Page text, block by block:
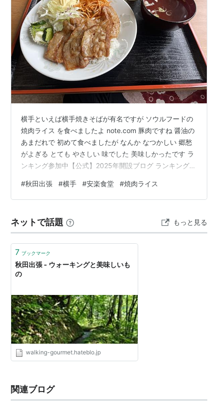
横手といえば横手焼きそばが有名ですが ソウルフードの
焼肉ライス を食べましたよ note.com 豚肉ですね 醤油の
あまだれで 初めて食べましたが なんか なつかしい 郷愁
がよぎる とても やさしい 味でした 美味しかったです ラ
ンキング参加中【公式】2025年開設ブログ ランキング参
ーリング ランキング参加中はてな初心者友達募集 ランキ
ング参加中ライフスタイル ランキング参加中雑談・日記
#秋田出張 #横手 #安楽食堂 #焼肉ライス
ネットで話題 もっと見る
7 ブックマーク
秋田出張 - ウォーキングと美味しいも
の
walking-gourmet.hateblo.jp
関連ブログ